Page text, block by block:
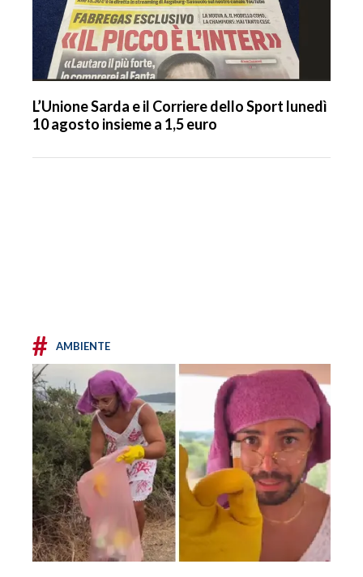
L’Unione Sarda e il Corriere dello Sport lunedì
10 agosto insieme a 1,5 euro
# AMBIENTE